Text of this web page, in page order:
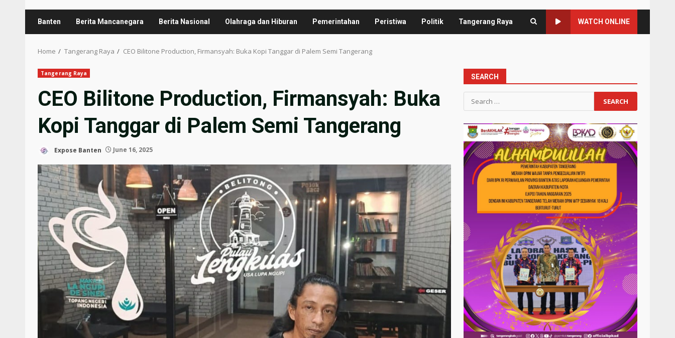
Banten Berita Mancanegara Berita Nasional Olahraga dan Hiburan Pemerintahan Peristiwa Politik Tangerang Raya WATCH ONLINE
Home Tangerang Raya CEO Bilitone Production, Firmansyah: Buka Kopi Tanggar di Palem Semi Tangerang
Tangerang Raya
CEO Bilitone Production, Firmansyah: Buka
Kopi Tanggar di Palem Semi Tangerang
Expose Banten June 16, 2025
SEARCH
Search
for: